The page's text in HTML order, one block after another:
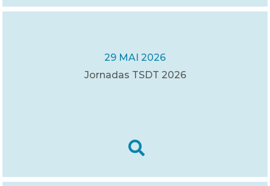
29 MAI 2026
Jornadas TSDT 2026